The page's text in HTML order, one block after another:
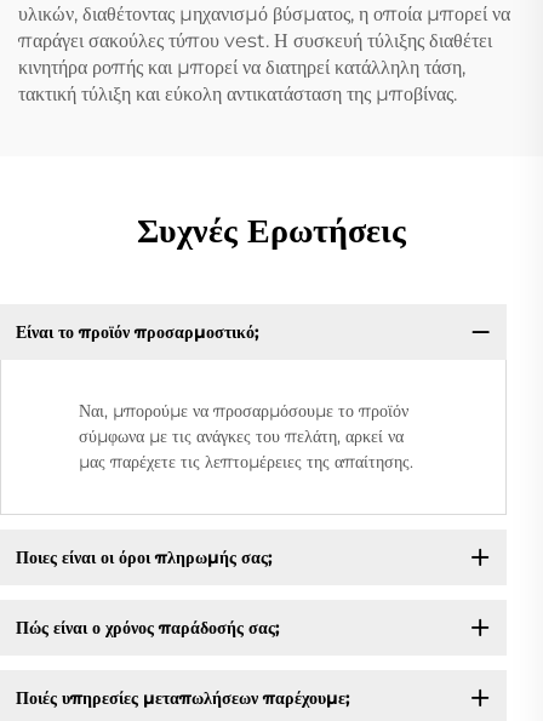
υλικών, διαθέτοντας μηχανισμό βύσματος, η οποία μπορεί να
παράγει σακούλες τύπου vest. Η συσκευή τύλιξης διαθέτει
κινητήρα ροπής και μπορεί να διατηρεί κατάλληλη τάση,
τακτική τύλιξη και εύκολη αντικατάσταση της μποβίνας.
Συχνές Ερωτήσεις
Είναι το προϊόν προσαρμοστικό;
Ναι, μπορούμε να προσαρμόσουμε το προϊόν
σύμφωνα με τις ανάγκες του πελάτη, αρκεί να
μας παρέχετε τις λεπτομέρειες της απαίτησης.
Ποιες είναι οι όροι πληρωμής σας;
Πώς είναι ο χρόνος παράδοσής σας;
Ποιές υπηρεσίες μεταπωλήσεων παρέχουμε;